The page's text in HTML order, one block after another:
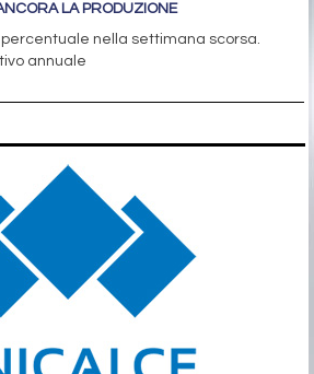
LA PRODUZIONE
percentuale nella settimana scorsa.
annuale